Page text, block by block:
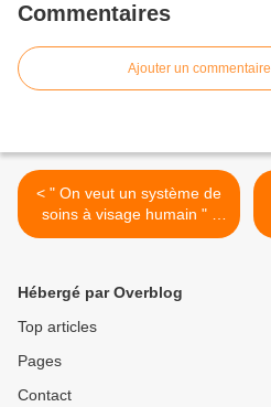
Commentaires
Ajouter un commentaire
< " On veut un système de
soins à visage humain " -
Entretien avec le Syndicat
Hébergé par Overblog
Top articles
Pages
Contact